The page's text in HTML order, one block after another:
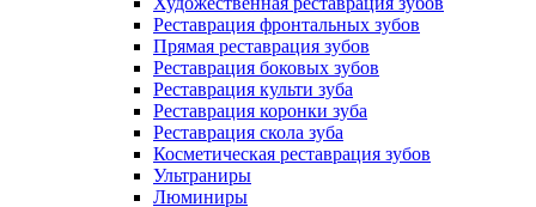
Реставрация фронтальных зубов
Прямая реставрация зубов
Реставрация боковых зубов
Реставрация культи зуба
Реставрация коронки зуба
Реставрация скола зуба
Косметическая реставрация зубов
Ультраниры
Люминиры